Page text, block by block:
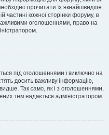
прочитати їх якнайшвидше.
частині кожної сторінки форуму, в
оголошеннями, право на
під оголошеннями і виключно на
досить важливу інформацію,
Так само, як і з оголошеннями,
тем надається адміністратором.